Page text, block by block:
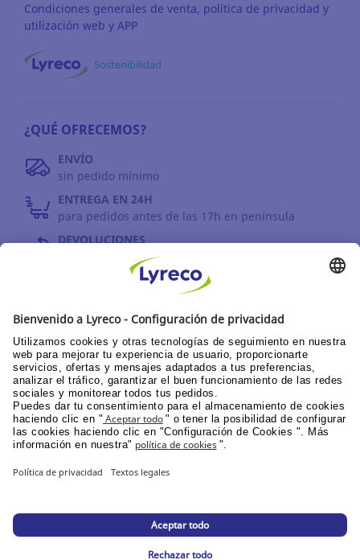
Condiciones generales de venta, política de privacidad y
utilización web y APP
Sostenibilidad
¿QUÉ OFRECEMOS?
ENVÍO
sin pedido mínimo
ENTREGA EN 24H
para pedidos antes de las 17h en península
DEVOLUCIONES
antes de 30 días
INFORMACIÓN GENERAL
PPU área de clientes
Catálogos y promociones
Documentación corporativa
privacidad|Configuración de la privacidad|
Mapa del sitio web